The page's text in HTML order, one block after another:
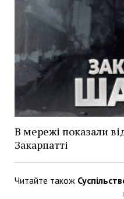
В мережі показали
Закарпатті
Читайте також